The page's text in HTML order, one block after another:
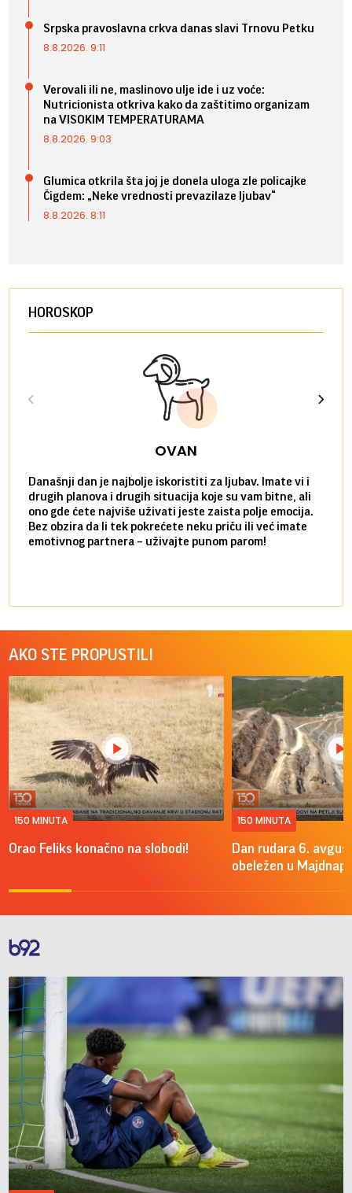
Srpska pravoslavna crkva danas slavi Trnovu Petku
8.8.2026. 9:11
Verovali ili ne, maslinovo ulje ide i uz voće:
Nutricionista otkriva kako da zaštitimo organizam
na VISOKIM TEMPERATURAMA
8.8.2026. 9:03
Glumica otkrila šta joj je donela uloga zle policajke
Čigdem: „Neke vrednosti prevazilaze ljubav“
8.8.2026. 8:11
HOROSKOP
OVAN
Današnji dan je najbolje iskoristiti za ljubav. Imate vi i
drugih planova i drugih situacija koje su vam bitne, ali
ono gde ćete najviše uživati jeste zaista polje emocija.
Bez obzira da li tek pokrećete neku priču ili već imate
emotivnog partnera – uživajte punom parom!
AKO STE PROPUSTILI
150 MINUTA
Orao Feliks konačno na slobodi!
150 MINUTA
Dan rudara 6.
obeležen u